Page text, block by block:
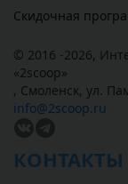
Скидочная
© 2016 -2026,
«2scoop»
, Смоленск, ул.
info@2scoop.ru
КОНТАКТЫ